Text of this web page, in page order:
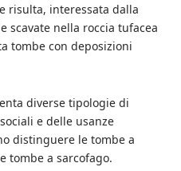
risulta, interessata dalla
scavate nella roccia tufacea
tombe con deposizioni
diverse tipologie di
e delle usanze
distinguere le tombe a
tombe a sarcofago.